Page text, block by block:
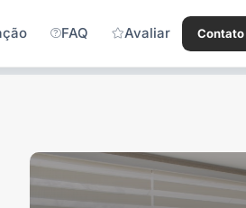
FAQ Avaliar Contato